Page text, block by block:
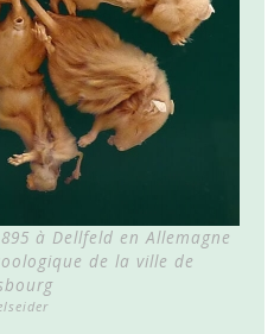
à Dellfeld en Allemagne
de la ville de